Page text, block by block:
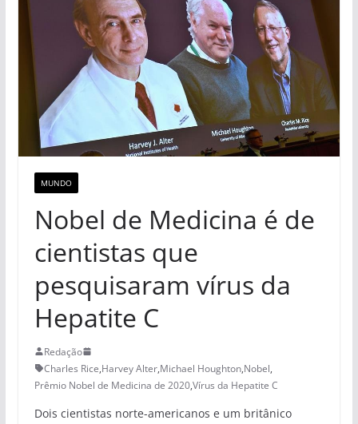
MUNDO
Nobel de Medicina é de
cientistas que
pesquisaram vírus da
Hepatite C
Redação
Charles Rice,Harvey Alter,Michael Houghton,Nobel,
Prêmio Nobel de Medicina de 2020,Vírus da Hepatite C
Dois cientistas norte-americanos e um britânico